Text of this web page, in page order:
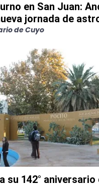
en San Juan:
jornada de
de Cuyo
su 142° aniversario